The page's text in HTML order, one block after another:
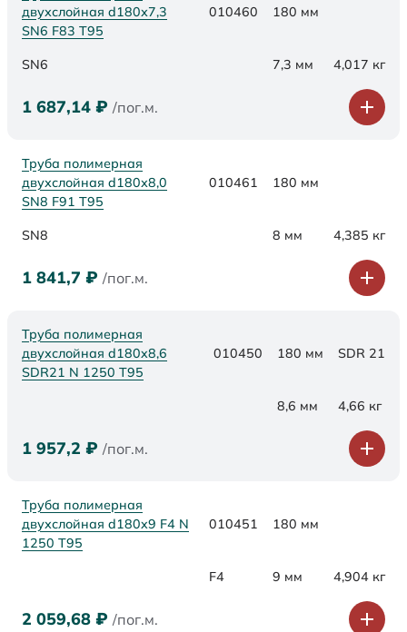
двухслойная d180х7,3
SN6 F83 Т95
010460 180 мм
SN6 7,3 мм 4,017 кг
1 687,14 ₽ /пог.м.
Труба полимерная
двухслойная d180х8,0
SN8 F91 Т95
010461 180 мм
SN8 8 мм 4,385 кг
1 841,7 ₽ /пог.м.
Труба полимерная
двухслойная d180x8,6
SDR21 N 1250 Т95
010450 180 мм SDR 21
8,6 мм 4,66 кг
1 957,2 ₽ /пог.м.
Труба полимерная
двухслойная d180x9 F4 N
1250 Т95
010451 180 мм
F4 9 мм 4,904 кг
2 059,68 ₽ /пог.м.